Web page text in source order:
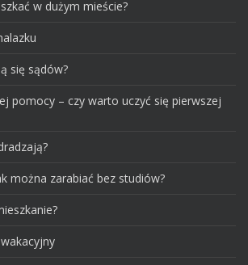
w dużym mieście?
się sądów?
pomocy – czy warto uczyć się pierwszej
można zarabiać bez studiów?